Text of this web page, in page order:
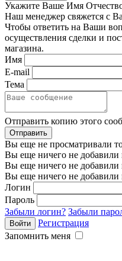
Укажите Ваше Имя
Наш менеджер свяжется с
Чтобы ответить на Ваши
осуществления сделки и
магазина.
Имя
E-mail
Тема
Отправить копию этого
Вы еще не просматривали
Вы еще ничего не добавили
Вы еще ничего не добавили
Вы еще ничего не добавили
Логин
Пароль
Забыли логин? Забыли
Регистрация
Запомнить меня